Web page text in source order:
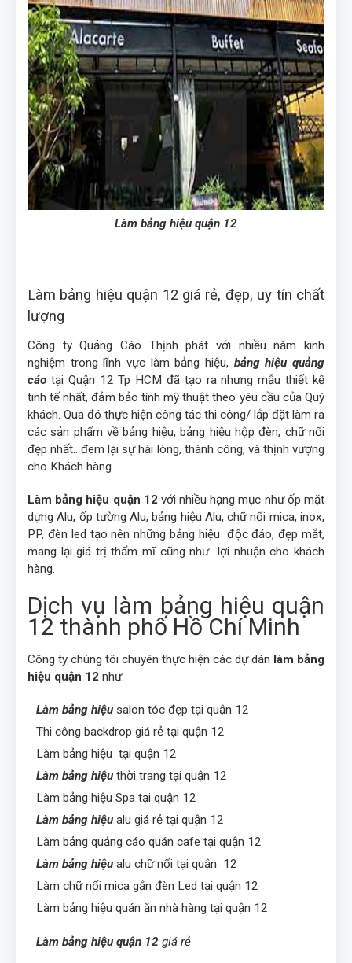
Làm bảng hiệu quận 12
Làm bảng hiệu quận 12 giá rẻ, đẹp, uy tín chất
lượng
Công ty Quảng Cáo Thịnh phát với nhiều năm kinh
nghiệm trong lĩnh vực làm bảng hiệu, bảng hiệu quảng
cáo tại Quận 12 Tp HCM đã tạo ra nhưng mẫu thiết kế
tinh tế nhất, đảm bảo tính mỹ thuật theo yêu cầu của Quý
khách. Qua đó thực hiện công tác thi công/ lắp đặt làm ra
các sản phẩm về bảng hiệu, bảng hiệu hộp đèn, chữ nổi
đẹp nhất.. đem lại sự hài lòng, thành công, và thịnh vượng
cho Khách hàng.
Làm bảng hiệu quận 12 với nhiều hạng mục như ốp mặt
dựng Alu, ốp tường Alu, bảng hiệu Alu, chữ nổi mica, inox,
PP, đèn led tạo nên những bảng hiệu độc đáo, đẹp mắt,
mang lại giá trị thẩm mĩ cũng như lợi nhuận cho khách
hàng.
Dịch vụ làm bảng hiệu quận
12 thành phố Hồ Chí Minh
Công ty chúng tôi chuyên thực hiện các dự dán làm bảng
hiệu quận 12 như:
Làm bảng hiệu salon tóc đẹp tại quận 12
Thi công backdrop giá rẻ tại quận 12
Làm bảng hiệu tại quận 12
Làm bảng hiệu thời trang tại quận 12
Làm bảng hiệu Spa tại quận 12
Làm bảng hiệu alu giá rẻ tại quận 12
Làm bảng quảng cáo quán cafe tại quận 12
Làm bảng hiệu alu chữ nổi tại quận 12
Làm chữ nổi mica gắn đèn Led tại quận 12
Làm bảng hiệu quán ăn nhà hàng tại quận 12
Làm bảng hiệu quận 12 giá rẻ